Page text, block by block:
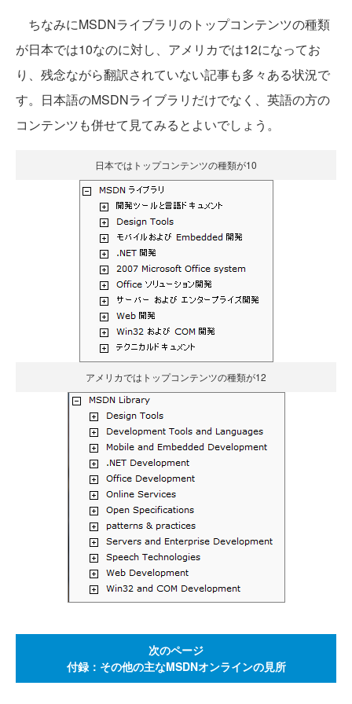
ちなみにMSDNライブラリのトップコンテンツの種類
が日本では10なのに対し、アメリカでは12になってお
り、残念ながら翻訳されていない記事も多々ある状況で
す。日本語のMSDNライブラリだけでなく、英語の方の
コンテンツも併せて見てみるとよいでしょう。
日本ではトップコンテンツの種類が10
アメリカではトップコンテンツの種類が12
次のページ
付録：その他の主なMSDNオンラインの見所